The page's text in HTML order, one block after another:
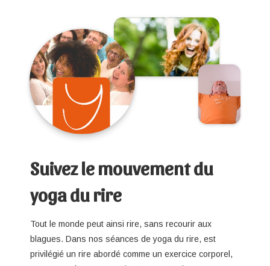
Suivez le mouvement du
yoga du rire
Tout le monde peut ainsi rire, sans recourir aux
blagues. Dans nos séances de yoga du rire, est
privilégié un rire abordé comme un exercice corporel,